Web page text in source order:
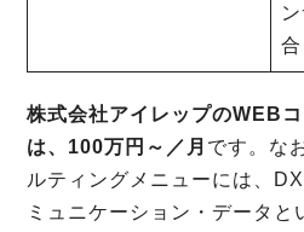
合
株式会社アイレップのWEB
は、100万円～／月 です。な
ルティングメニューには、
ミュニケーション・データと